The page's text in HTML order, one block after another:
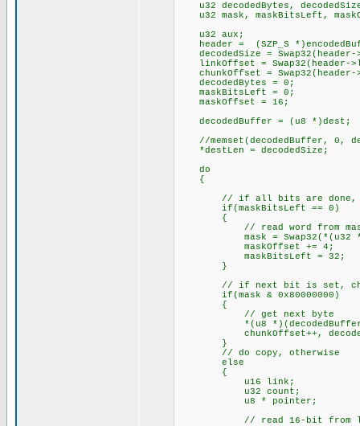
u32 decodedBytes,
u32 mask, maskBitsLeft,
u32 aux;
header = (SZP_S
decodedSize =
linkOffset =
chunkOffset =
decodedBytes = 0;
maskBitsLeft = 0; //
maskOffset = 16; //
decodedBuffer = (u8 *)dest;
//memset(decodedBuffer, 0,
*destLen = decodedSize;
do
{
// if all bits are done, get
if(maskBitsLeft == 0)
{
// read word from mask
mask = Swap32(*(u32
maskOffset += 4;
maskBitsLeft = 32; //
}
// if next bit is set,
if(mask & 0x80000000)
{
// get next byte
*(u8 *)(decodedBuffer +
chunkOffset++,
}
// do copy, otherwise
else
{
u16 link;
u32 count;
u8 * pointer;
// read 16-bit from